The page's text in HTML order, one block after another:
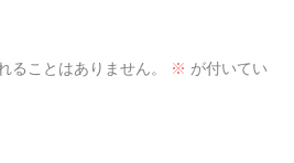
ることはありません。 ※ が付いてい